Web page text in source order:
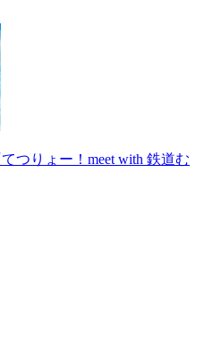
つりょー！meet with 鉄道む